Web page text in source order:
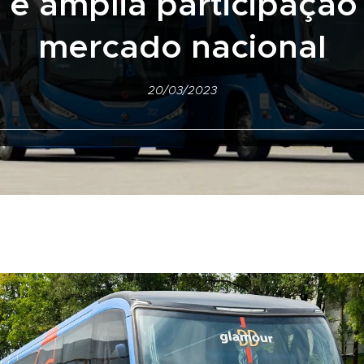
mercado nacional
20/03/2023